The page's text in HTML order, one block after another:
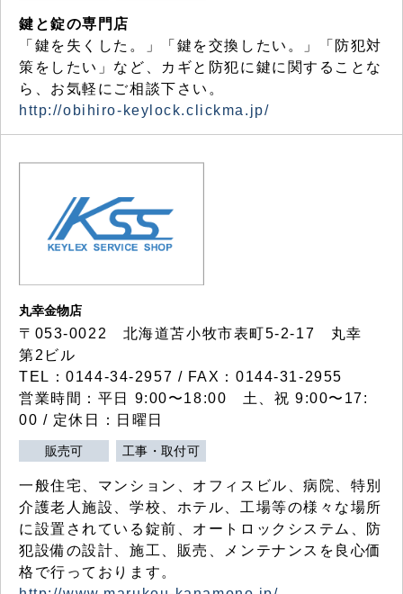
鍵と錠の専門店
「鍵を失くした。」「鍵を交換したい。」「防犯対
策をしたい」など、カギと防犯に鍵に関することな
ら、お気軽にご相談下さい。
http://obihiro-keylock.clickma.jp/
丸幸金物店
〒053-0022 北海道苫小牧市表町5-2-17 丸幸
第2ビル
TEL：0144-34-2957 / FAX：0144-31-2955
営業時間：平日 9:00〜18:00 土、祝 9:00〜17:
00 / 定休日：日曜日
販売可 工事・取付可
一般住宅、マンション、オフィスビル、病院、特別
介護老人施設、学校、ホテル、工場等の様々な場所
に設置されている錠前、オートロックシステム、防
犯設備の設計、施工、販売、メンテナンスを良心価
格で行っております。